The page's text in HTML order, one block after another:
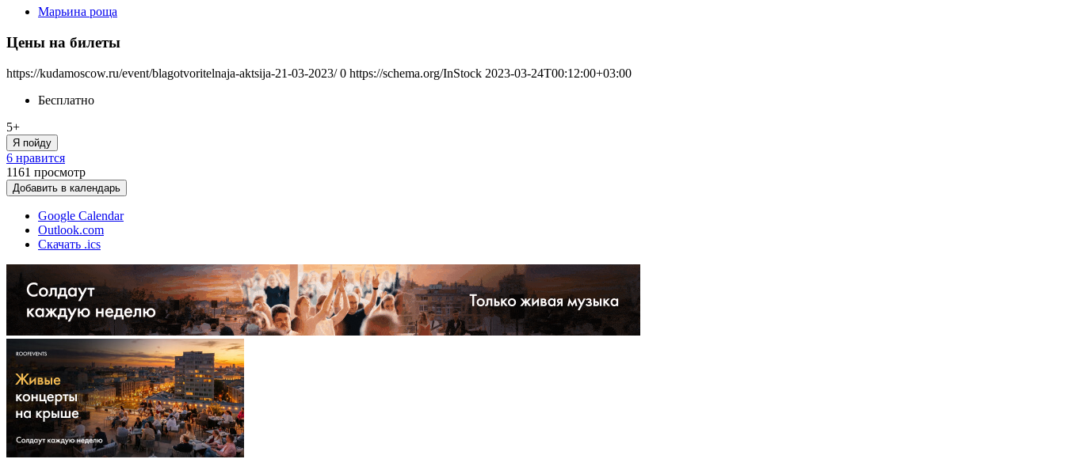
Марьина роща
Цены на билеты
https://kudamoscow.ru/event/blagotvoritelnaja-aktsija-21-03-2023/ 0 https://schema.org/InStock 2023-03-24T00:12:00+03:00
Бесплатно
5+
Я пойду
6 нравится
1161 просмотр
Добавить в календарь
Google Calendar
Outlook.com
Скачать .ics